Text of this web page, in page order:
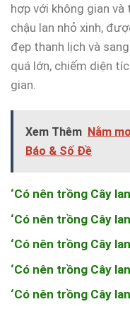
hợp với không gian
chậu lan nhỏ xinh,
đẹp thanh lịch và
quá lớn, chiếm diện
gian.
Xem Thêm Nằm
Báo & Số Đề
‘Có nên trồng Cây
‘Có nên trồng Cây
‘Có nên trồng Cây
‘Có nên trồng Cây
‘Có nên trồng Cây